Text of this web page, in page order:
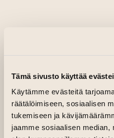
Tämä sivusto käyttää
Käytämme evästeitä
räätälöimiseen, sosiaalisen
tukemiseen ja
jaamme sosiaalisen median,
JARNO
“OH
25.06.2025–13.07.2025
Art Wall
New art on the public